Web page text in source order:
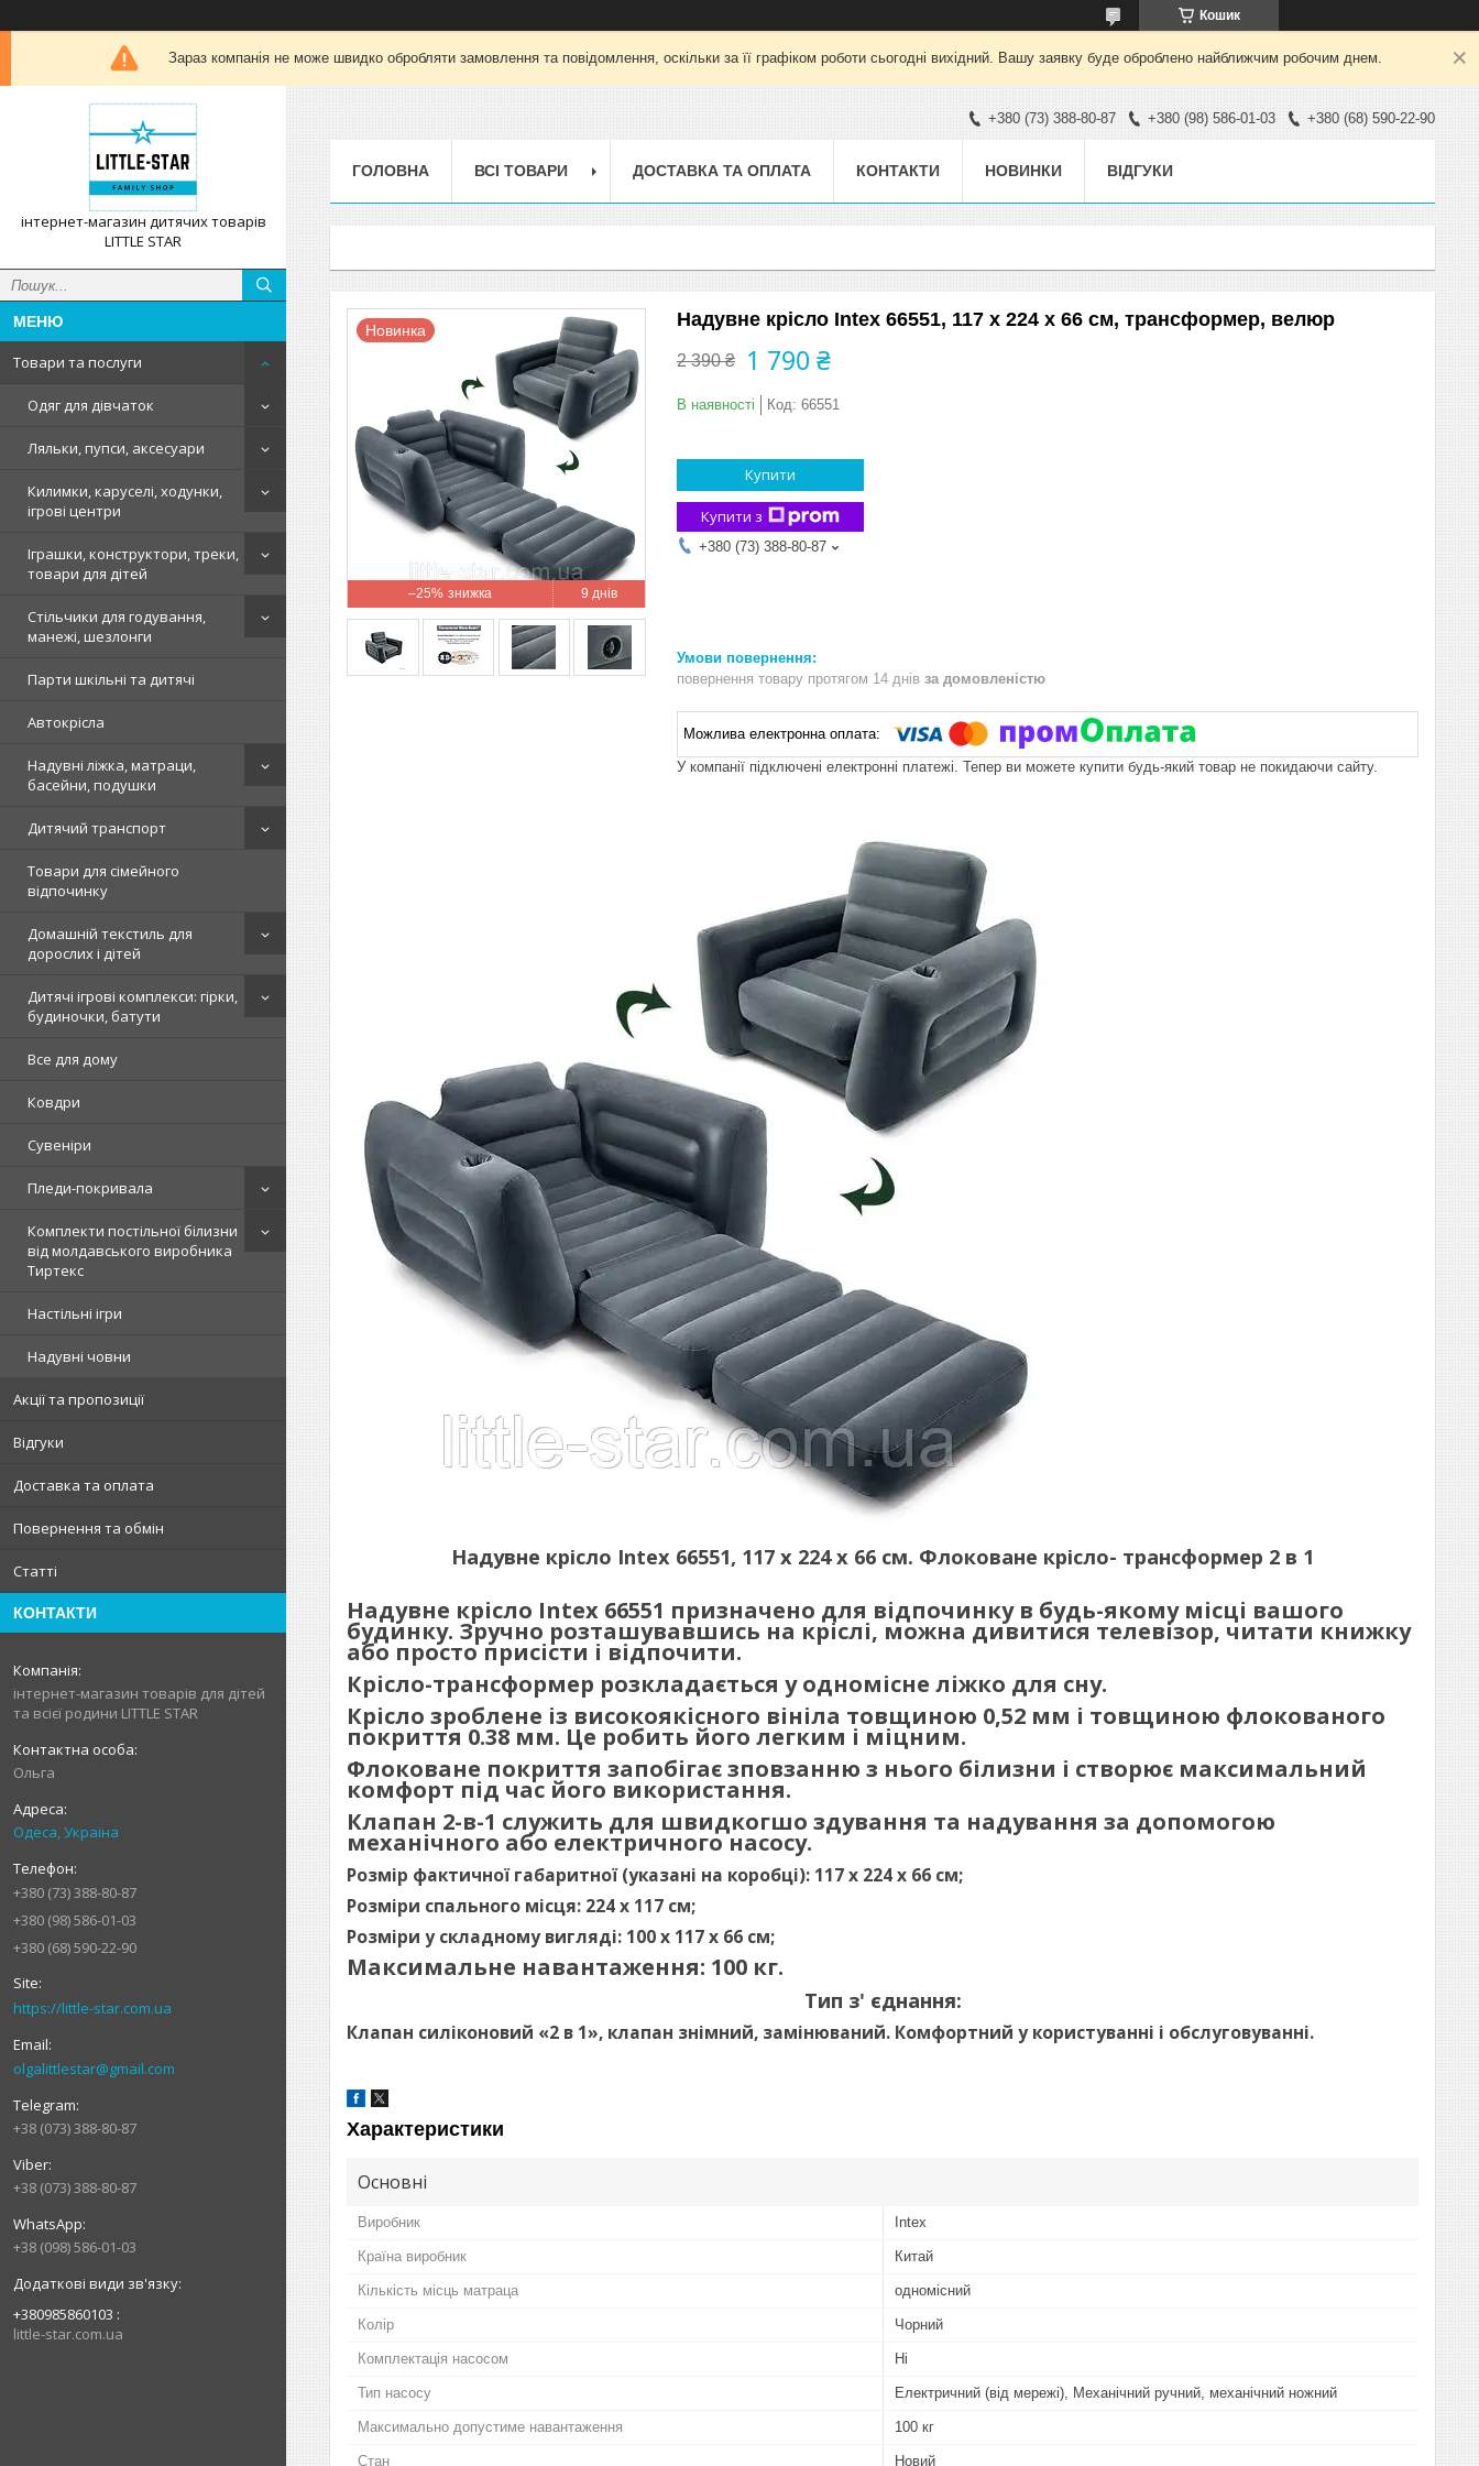
Кошик
Зараз компанія не може швидко обробляти замовлення та повідомлення, оскільки за її графіком роботи сьогодні вихідний. Вашу заявку буде оброблено найближчим робочим днем.
інтернет-магазин дитячих товарів
LITTLE STAR
Товари та послуги
Одяг для дівчаток
Ляльки, пупси, аксесуари
Килимки, каруселі, ходунки,
ігрові центри
Іграшки, конструктори, треки,
товари для дітей
Стільчики для годування,
манежі, шезлонги
Парти шкільні та дитячі
Автокрісла
Надувні ліжка, матраци,
басейни, подушки
Дитячий транспорт
Товари для сімейного
відпочинку
Домашній текстиль для
дорослих і дітей
Дитячі ігрові комплекси: гірки,
будиночки, батути
Все для дому
Ковдри
Сувеніри
Пледи-покривала
Комплекти постільної білизни
від молдавського виробника
Тиртекс
Настільні ігри
Надувні човни
Акції та пропозиції
Відгуки
Доставка та оплата
Повернення та обмін
Статті
КОНТАКТИ
інтернет-магазин товарів для дітей
та всієї родини LITTLE STAR
Ольга
Одеса, Україна
+380 (73) 388-80-87
+380 (98) 586-01-03
+380 (68) 590-22-90
https://little-star.com.ua
olgalittlestar@gmail.com
+38 (073) 388-80-87
+38 (073) 388-80-87
+38 (098) 586-01-03
+380985860103
little-star.com.ua
+380 (73) 388-80-87 +380 (98) 586-01-03 +380 (68) 590-22-90
ГОЛОВНА ВСІ ТОВАРИ ДОСТАВКА ТА ОПЛАТА КОНТАКТИ НОВИНКИ ВІДГУКИ
–25% 9 днів
Новинка Надувне крісло Intex 66551, 117 х 224 х 66 см, трансформер, велюр
2 390 ₴ 1 790 ₴
В наявності Код: 66551
Купити
Купити з
+380 (73) 388-80-87
повернення товару протягом 14 днів за домовленістю
У компанії підключені електронні платежі. Тепер ви можете купити будь-який товар не покидаючи сайту.
Надувне крісло Intex 66551, 117 х 224 х 66 см. Флоковане крісло- трансформер 2 в 1
Надувне крісло Intex 66551 призначено для відпочинку в будь-якому місці вашого
будинку. Зручно розташувавшись на кріслі, можна дивитися телевізор, читати книжку
або просто присісти і відпочити.
Крісло-трансформер розкладається у одномісне ліжко для сну.
Крісло зроблене із високоякісного вініла товщиною 0,52 мм і товщиною флокованого
покриття 0.38 мм. Це робить його легким і міцним.
Флоковане покриття запобігає зповзанню з нього білизни і створює максимальний
комфорт під час його використання.
Клапан 2-в-1 служить для швидкогшо здування та надування за допомогою
механічного або електричного насосу.
Розмір фактичної габаритної (указані на коробці): 117 х 224 х 66 см;
Розміри спального місця: 224 x 117 см;
Розміри у складному вигляді: 100 x 117 х 66 см;
Максимальне навантаження: 100 кг.
Тип з' єднання:
Клапан силіконовий «2 в 1», клапан знімний, замінюваний. Комфортний у користуванні і обслуговуванні.
Характеристики
Основні
Виробник Intex
Країна виробник Китай
Кількість місць матраца одномісний
Колір Чорний
Комплектація насосом Ні
Тип насосу Електричний (від мережі), Механічний ручний, механічний ножний
Максимально допустиме навантаження 100 кг
Стан Новий